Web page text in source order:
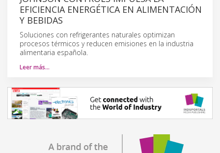
EFICIENCIA ENERGÉTICA EN ALIMENTACIÓN
Y BEBIDAS
Soluciones con refrigerantes naturales optimizan
procesos térmicos y reducen emisiones en la industria
alimentaria española.
Leer más…